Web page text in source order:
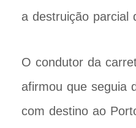
a destruição parcial
O condutor da
afirmou que seguia
com destino ao